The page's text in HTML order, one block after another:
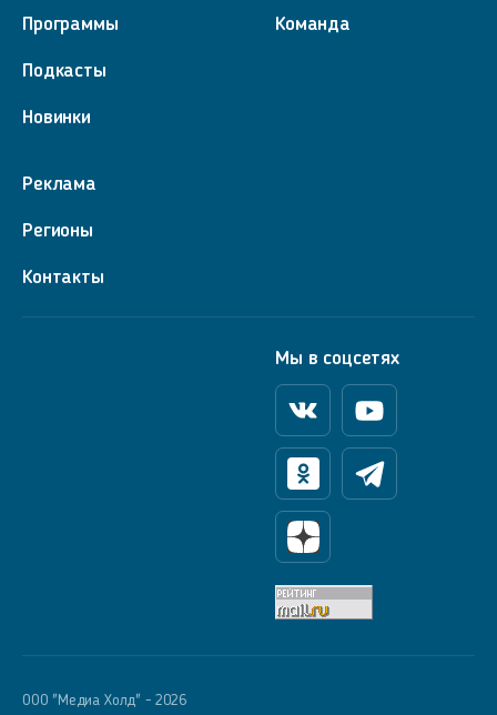
Программы
Подкасты
Новинки
Команда
Реклама
Регионы
Контакты
Мы в соцсетях
ВконтактеYoutube
ОдноклассникиТелеграм
Яндекс Дзен
OOO "Медиа Холд" - 2026